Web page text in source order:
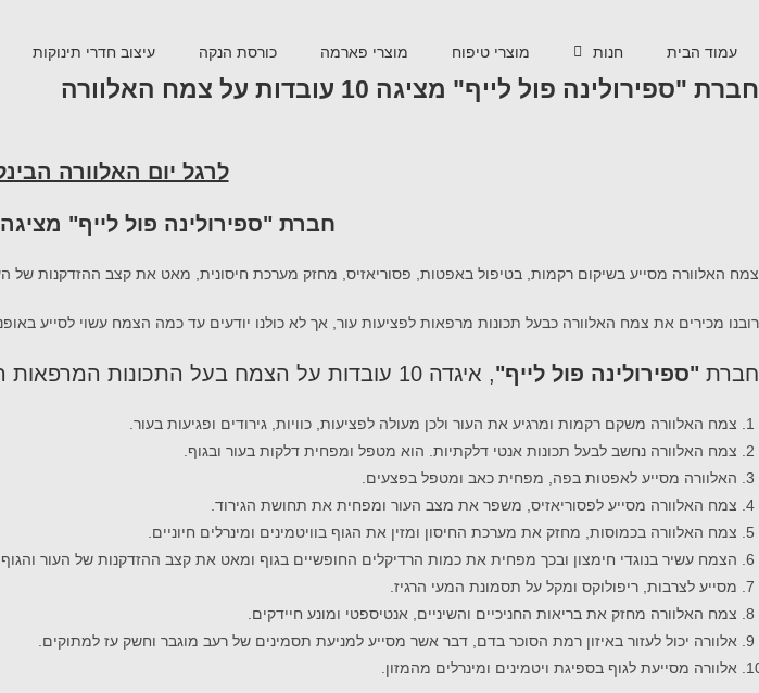
עמוד הבית חנות מוצרי טיפוח מוצרי פארמה כורסת הנקה עיצוב חדרי תינוקות
חברת "ספירולינה פול לייף" מציגה 10 עובדות על צמח האלוורה
לרגל יום האלוורה
חברת "ספירולינה פול לייף" מציגה 10 עובדות על צמח האלוורה
צמח האלוורה מסייע בשיקום רקמות, בטיפול באפטות, פסוריאזיס, מחזק מערכת חיסונית, מאט את קצב ההזדקנות של
רובנו מכירים את צמח האלוורה כבעל תכונות מרפאות לפציעות עור, אך לא כולנו יודעים עד כמה הצמח עשוי לסייע
חברת "ספירולינה פול לייף", איגדה 10 עובדות על הצמח בעל התכונות המרפאות הללו:
צמח האלוורה משקם רקמות ומרגיע את העור ולכן מעולה לפציעות, כוויות, גירודים ופגיעות בעור.
צמח האלוורה נחשב לבעל תכונות אנטי דלקתיות. הוא מטפל ומפחית דלקות בעור ובגוף.
האלוורה מסייע לאפטות בפה, מפחית כאב ומטפל בפצעים.
צמח האלוורה מסייע לפסוריאזיס, משפר את מצב העור ומפחית את תחושת הגירוד.
צמח האלוורה בכמוסות, מחזק את מערכת החיסון ומזין את הגוף בוויטמינים ומינרלים חיוניים.
הצמח עשיר בנוגדי חימצון ובכך מפחית את כמות הרדיקלים החופשיים בגוף ומאט את קצב ההזדקנות של העור והגוף.
מסייע לצרבות, ריפולוקס ומקל על תסמונת המעי הרגיז.
צמח האלוורה מחזק את בריאות החניכיים והשיניים, אנטיספטי ומונע חיידקים.
אלוורה יכול לעזור באיזון רמת הסוכר בדם, דבר אשר מסייע למניעת תסמינים של רעב מוגבר וחשק עז למתוקים.
אלוורה מסייעת לגוף בספיגת ויטמינים ומינרלים מהמזון.